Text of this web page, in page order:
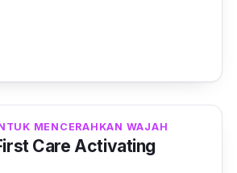
Sabun cuci muka ini
menimbulkan jerawat
MENCERAHKAN WAJAH
Care Activating